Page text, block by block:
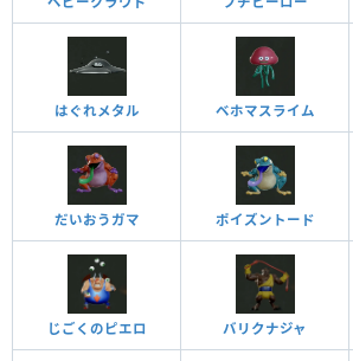
はぐれメタル ベホマスライム
だいおうガマ ポイズントード
じごくのピエロ バリクナジャ